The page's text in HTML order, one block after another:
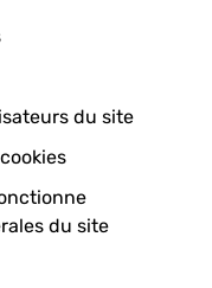
du site
du site